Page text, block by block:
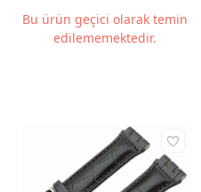
Bu ürün geçici olarak temin
edilememektedir.